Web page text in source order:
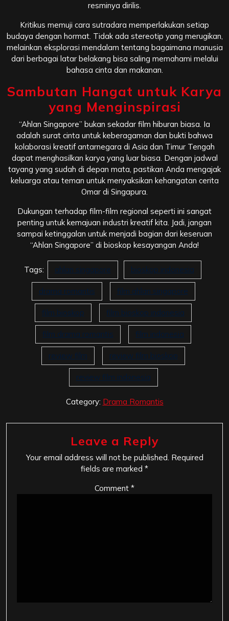
resminya dirilis.
Kritikus memuji cara sutradara memperlakukan setiap
budaya dengan hormat. Tidak ada stereotip yang merugikan,
melainkan eksplorasi mendalam tentang bagaimana manusia
dari berbagai latar belakang bisa saling memahami melalui
bahasa cinta dan makanan.
Sambutan Hangat untuk Karya
yang Menginspirasi
“Ahlan Singapore” bukan sekadar film hiburan biasa. Ia
adalah surat cinta untuk keberagaman dan bukti bahwa
kolaborasi kreatif antarnegara di Asia dan Timur Tengah
dapat menghasilkan karya yang luar biasa. Dengan jadwal
tayang yang sudah di depan mata, pastikan Anda mengajak
keluarga atau teman untuk menyaksikan kehangatan cerita
Omar di Singapura.
Dukungan terhadap film-film regional seperti ini sangat
penting untuk kemajuan industri kreatif kita. Jadi, jangan
sampai ketinggalan untuk menjadi bagian dari keseruan
“Ahlan Singapore” di bioskop kesayangan Anda!
Tags: ahlan singapore bioskop indonesia
drama romantis film ahlan singapore
film bioskop film bioskop indonesia
film drama romantis film indonesia
review film review film bioskop
review film indonesia
Category: Drama Romantis
Leave a Reply
Your email address will not be published. Required
fields are marked *
Comment *